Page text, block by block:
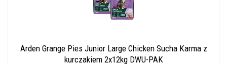
Arden Grange Pies Junior Large Chicken Sucha Karma z
kurczakiem 2x12kg DWU-PAK